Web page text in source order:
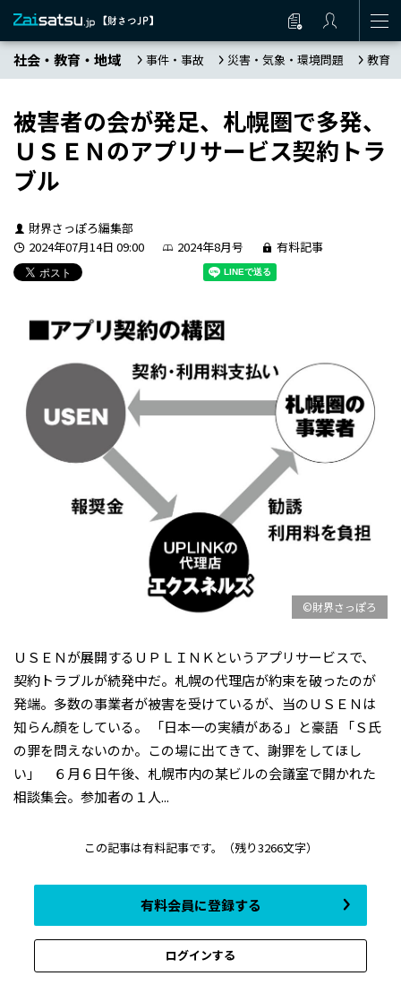
社会・教育・地域 事件・事故 災害・気象・環境問題 教育
被害者の会が発足、札幌圏で多発、
ＵＳＥＮのアプリサービス契約トラ
ブル
財界さっぽろ編集部
2024年07月14日 09:00
2024年8月号 有料記事
©財界さっぽろ
ＵＳＥＮが展開するＵＰＬＩＮＫというアプリサービスで、
契約トラブルが続発中だ。札幌の代理店が約束を破ったのが
発端。多数の事業者が被害を受けているが、当のＵＳＥＮは
知らん顔をしている。 「日本一の実績がある」と豪語 「Ｓ氏
の罪を問えないのか。この場に出てきて、謝罪をしてほし
い」 ６月６日午後、札幌市内の某ビルの会議室で開かれた
相談集会。参加者の１人...
この記事は有料記事です。 （残り3266文字）
有料会員に登録する
ログインする